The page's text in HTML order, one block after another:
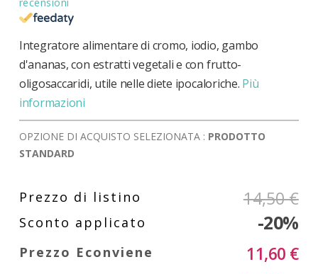
recensioni
Integratore alimentare di cromo, iodio, gambo
d'ananas, con estratti vegetali e con frutto-
oligosaccaridi, utile nelle diete ipocaloriche. Più
informazioni
OPZIONE DI ACQUISTO SELEZIONATA : PRODOTTO
STANDARD
14,50 €
-20%
11,60 €